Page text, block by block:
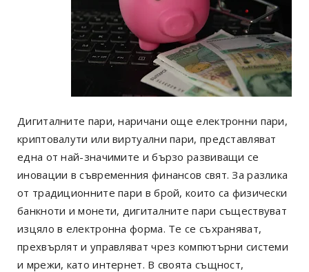
Дигиталните пари, наричани още електронни пари,
криптовалути или виртуални пари, представляват
една от най-значимите и бързо развиващи се
иновации в съвременния финансов свят. За разлика
от традиционните пари в брой, които са физически
банкноти и монети, дигиталните пари съществуват
изцяло в електронна форма. Те се съхраняват,
прехвърлят и управляват чрез компютърни системи
и мрежи, като интернет. В своята същност,